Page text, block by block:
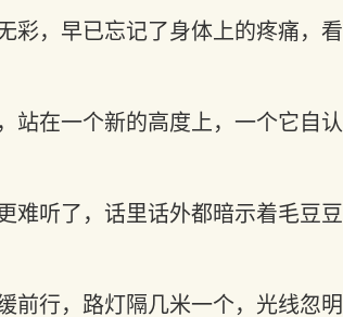
彩，早已忘记了身体上的疼痛，看
站在一个新的高度上，一个它自认
难听了，话里话外都暗示着毛豆豆
前行，路灯隔几米一个，光线忽明